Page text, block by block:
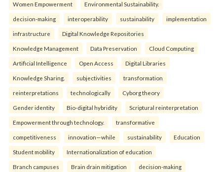
Women Empowerment Environmental Sustainability.
decision-making interoperability sustainability implementation
infrastructure Digital Knowledge Repositories
Knowledge Management Data Preservation Cloud Computing
Artificial Intelligence Open Access Digital Libraries
Knowledge Sharing. subjectivities transformation
reinterpreta⁠tions tec⁠hnologically Cyborg theory
Gender identity Bio-digital hybridity Scriptural reinterpretation
Empowerment through technology. transformative
competitiveness innovation—while sustainability Education
Student mobility Internationalization of education
Branch campuses Brain drain mitigation decision-making